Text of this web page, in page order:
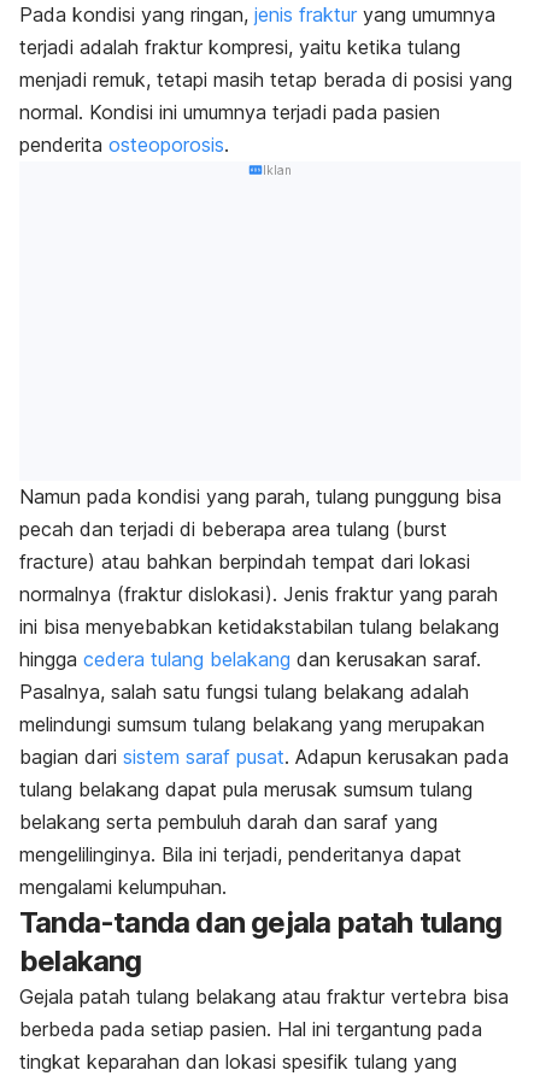
Pada kondisi yang ringan, jenis fraktur yang umumnya
terjadi adalah fraktur kompresi, yaitu ketika tulang
menjadi remuk, tetapi masih tetap berada di posisi yang
normal. Kondisi ini umumnya terjadi pada pasien
penderita osteoporosis.
Iklan
Namun pada kondisi yang parah, tulang punggung bisa
pecah dan terjadi di beberapa area tulang (burst
fracture) atau bahkan berpindah tempat dari lokasi
normalnya (fraktur dislokasi). Jenis fraktur yang parah
ini bisa menyebabkan ketidakstabilan tulang belakang
hingga cedera tulang belakang dan kerusakan saraf.
Pasalnya, salah satu fungsi tulang belakang adalah
melindungi sumsum tulang belakang yang merupakan
bagian dari sistem saraf pusat. Adapun kerusakan pada
tulang belakang dapat pula merusak sumsum tulang
belakang serta pembuluh darah dan saraf yang
mengelilinginya. Bila ini terjadi, penderitanya dapat
mengalami kelumpuhan.
Tanda-tanda dan gejala patah tulang
belakang
Gejala patah tulang belakang atau fraktur vertebra bisa
berbeda pada setiap pasien. Hal ini tergantung pada
tingkat keparahan dan lokasi spesifik tulang yang